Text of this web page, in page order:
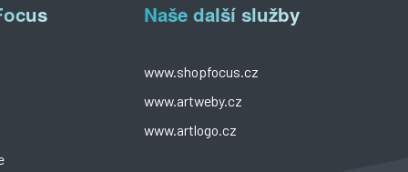
Naše další služby
www.shopfocus.cz
www.artweby.cz
www.artlogo.cz